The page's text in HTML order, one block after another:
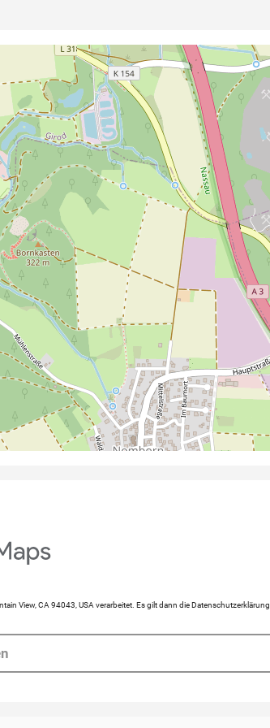
View, CA 94043, USA verarbeitet. Es gilt dann die